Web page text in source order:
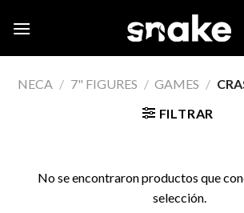
NECA / 7" FIGURES / GAMES /
FILTRAR
No se encontraron productos que
selección.